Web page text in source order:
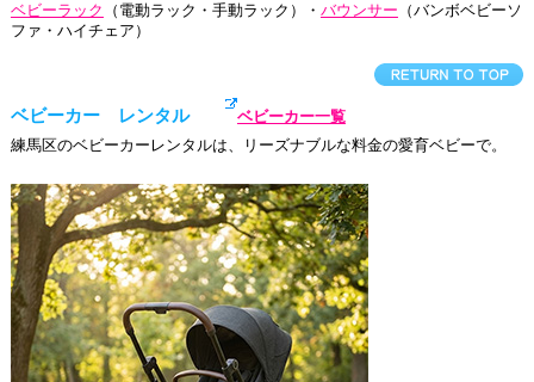
ベビーラック （電動ラック・手動ラック）・ バウンサー （バンボベビーソ
ファ・ハイチェア）
ベビーカー レンタル
ベビーカー一覧
練馬区のベビーカーレンタルは、リーズナブルな料金の愛育ベビーで。